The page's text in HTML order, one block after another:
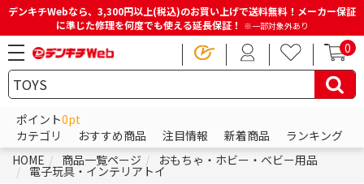
デンキチWebなら、3,300円以上(税込)のお買い上げで送料無料！メーカー保証
に準じた修理を何度でも使える延長保証！ ※一部対象外あり
0
ポイント0pt
カテゴリ
おすすめ商品 注目情報 新着商品
ランキング
HOME
商品一覧ページ おもちゃ・ホビー・ベビー用品
電子玩具・インテリアトイ